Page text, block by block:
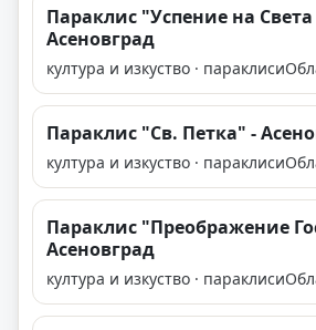
Параклис "Успение на
Асеновград
култура и изкуство · параклиси
Параклис "Св. Петка" -
култура и изкуство · параклиси
Параклис "Преображение
Асеновград
култура и изкуство · параклиси